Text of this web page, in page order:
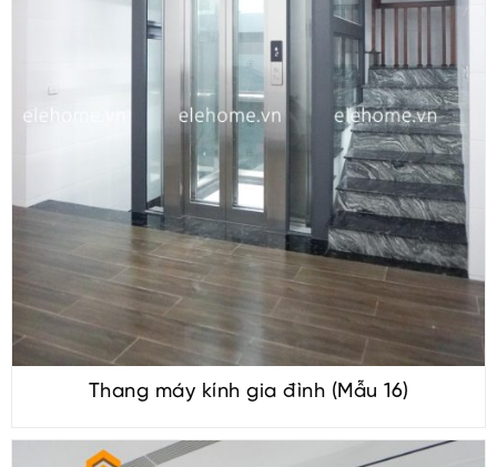
Thang máy kính gia đình (Mẫu 16)